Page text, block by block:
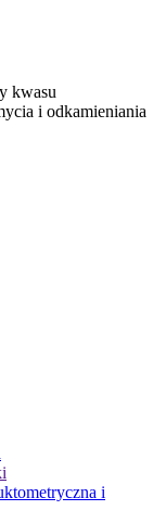
kwasu
i odkamieniania
i